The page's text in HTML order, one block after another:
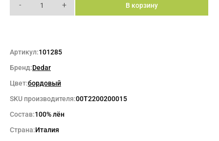
- + В корзину
Артикул:101285
Бренд:Dedar
Цвет:бордовый
SKU производителя:00T2200200015
Состав:100% лён
Страна:Италия